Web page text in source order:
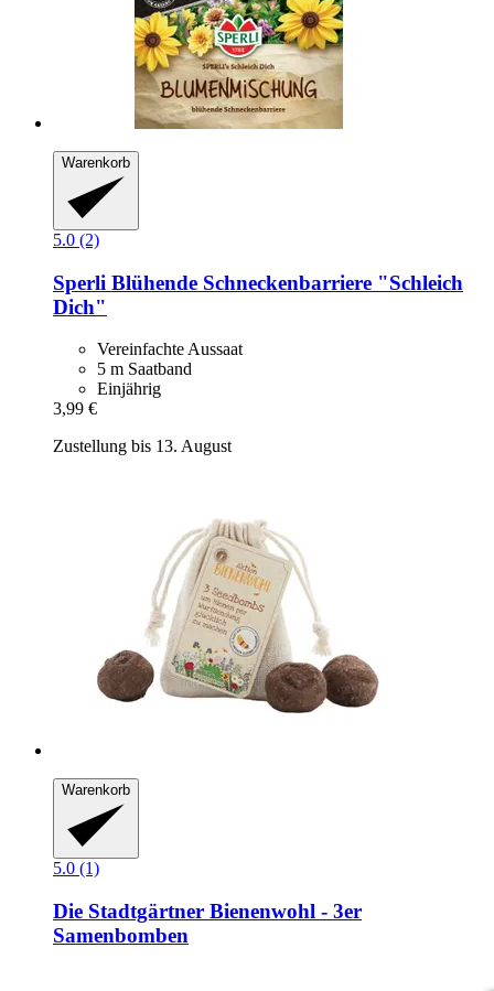
Warenkorb
5.0 (2)
Sperli Blühende Schneckenbarriere "Schleich
Dich"
Vereinfachte Aussaat
5 m Saatband
Einjährig
3,99 €
Zustellung bis 13. August
Warenkorb
5.0 (1)
Die Stadtgärtner Bienenwohl -​ 3er
Samenbomben